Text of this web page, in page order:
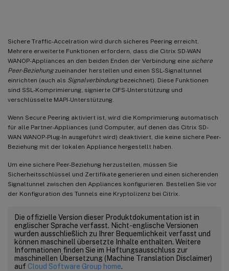
Sichere Traffic-Accelration wird durch sicheres Peering erreicht.
Mehrere erweiterte Funktionen erfordern, dass die Citrix SD-WAN
WANOP-Appliances an den beiden Enden der Verbindung eine sichere
Peer-Beziehungzueinander herstellen und einen SSL-Signaltunnel
einrichten (auch als Signalverbindungbezeichnet). Diese Funktionen
sind SSL-Komprimierung, signierte CIFS-Unterstützung und
verschlüsselte MAPI-Unterstützung.
Wenn Secure Peering aktiviert ist, wird die Komprimierung automatisch
für alle Partner-Appliances (und Computer, auf denen das Citrix SD-
WAN WANOP-Plug-In ausgeführt wird) deaktiviert, die keine sichere Peer-
Beziehung mit der lokalen Appliance hergestellt haben.
Um eine sichere Peer-Beziehung herzustellen, müssen Sie
Sicherheitsschlüssel und Zertifikate generieren und einen sicherenden
Signaltunnel zwischen den Appliances konfigurieren. Bestellen Sie vor
der Konfiguration des Tunnels eine Kryptolizenz bei Citrix.
Die offizielle Version dieser Produktdokumentation ist in
englischer Sprache verfasst. Nicht-englische Versionen
wurden ausschließlich zu Ihrer Bequemlichkeit verfasst und
können maschinell übersetzte Inhalte enthalten. Weitere
Informationen finden Sie im Haftungsausschluss zur
maschinellen Übersetzung (Machine Translation Disclaimer)
auf Cloud Software Group home.